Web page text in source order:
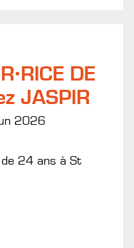
DE
JASPIR
2026
de 24 ans à St